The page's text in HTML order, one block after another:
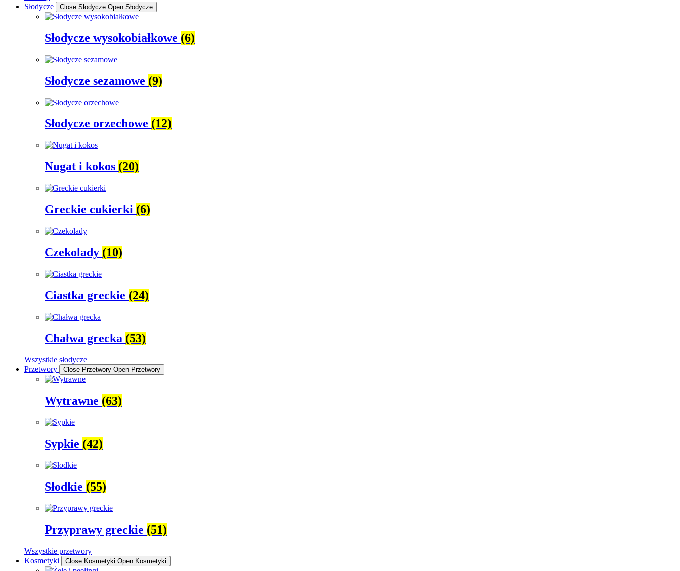
Słodycze
Close Słodycze Open Słodycze
Słodycze wysokobiałkowe (6)
Słodycze sezamowe (9)
Słodycze orzechowe (12)
Nugat i kokos (20)
Greckie cukierki (6)
Czekolady (10)
Ciastka greckie (24)
Chałwa grecka (53)
Wszystkie słodycze
Przetwory
Close Przetwory Open Przetwory
Wytrawne (63)
Sypkie (42)
Słodkie (55)
Przyprawy greckie (51)
Wszystkie przetwory
Kosmetyki
Close Kosmetyki Open Kosmetyki